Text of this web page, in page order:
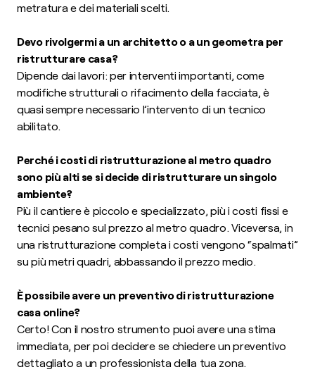
metratura e dei materiali scelti.
Devo rivolgermi a un architetto o a un geometra per
ristrutturare casa?
Dipende dai lavori: per interventi importanti, come
modifiche strutturali o rifacimento della facciata, è
quasi sempre necessario l’intervento di un tecnico
abilitato.
Perché i costi di ristrutturazione al metro quadro
sono più alti se si decide di ristrutturare un singolo
ambiente?
Più il cantiere è piccolo e specializzato, più i costi fissi e
tecnici pesano sul prezzo al metro quadro. Viceversa, in
una ristrutturazione completa i costi vengono “spalmati”
su più metri quadri, abbassando il prezzo medio.
È possibile avere un preventivo di ristrutturazione
casa online?
Certo! Con il nostro strumento puoi avere una stima
immediata, per poi decidere se chiedere un preventivo
dettagliato a un professionista della tua zona.